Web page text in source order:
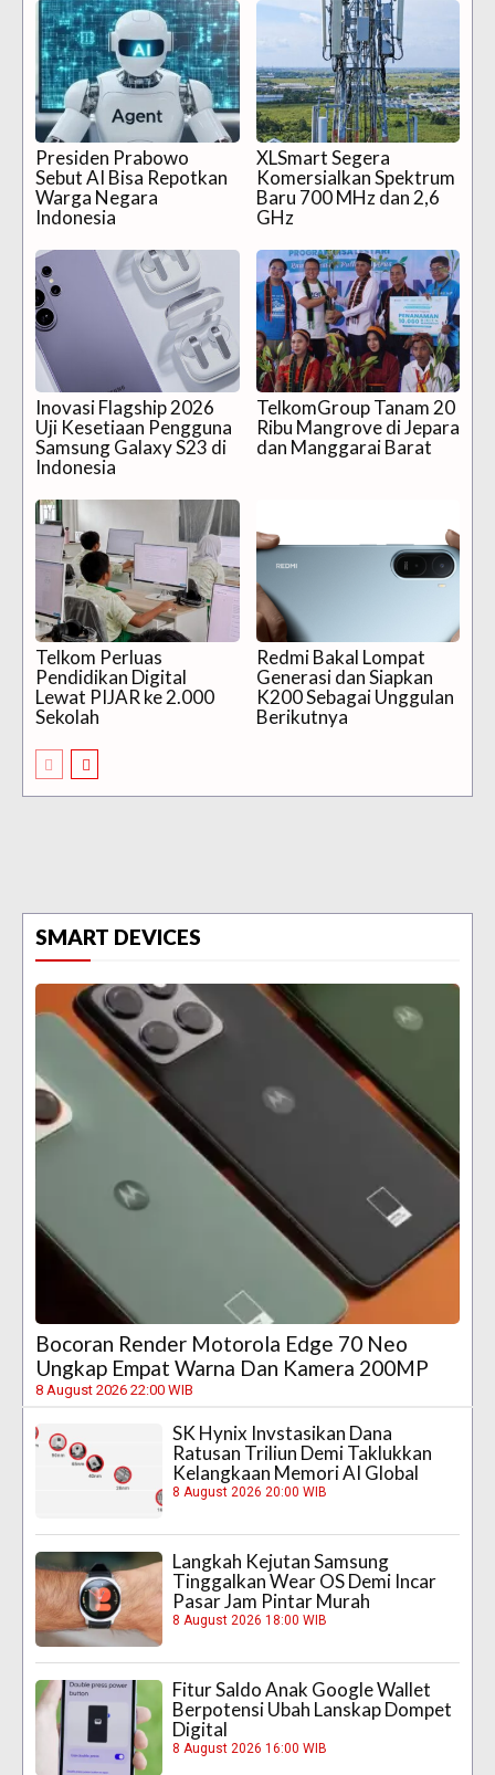
Presiden Prabowo
Sebut AI Bisa Repotkan
Warga Negara
Indonesia
XLSmart Segera
Komersialkan Spektrum
Baru 700 MHz dan 2,6
GHz
Inovasi Flagship 2026
Uji Kesetiaan Pengguna
Samsung Galaxy S23 di
Indonesia
TelkomGroup Tanam 20
Ribu Mangrove di Jepara
dan Manggarai Barat
Telkom Perluas
Pendidikan Digital
Lewat PIJAR ke 2.000
Sekolah
Redmi Bakal Lompat
Generasi dan Siapkan
K200 Sebagai Unggulan
Berikutnya
SMART DEVICES
Bocoran Render Motorola Edge 70 Neo
Ungkap Empat Warna Dan Kamera 200MP
8 August 2026 22:00 WIB
SK Hynix Invstasikan Dana
Ratusan Triliun Demi Taklukkan
Kelangkaan Memori AI Global
8 August 2026 20:00 WIB
Langkah Kejutan Samsung
Tinggalkan Wear OS Demi Incar
Pasar Jam Pintar Murah
8 August 2026 18:00 WIB
Fitur Saldo Anak Google Wallet
Berpotensi Ubah Lanskap Dompet
Digital
8 August 2026 16:00 WIB